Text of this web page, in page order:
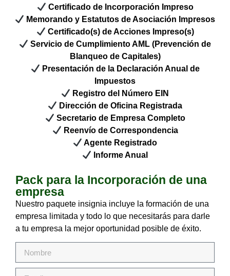
Certificado de Incorporación Impreso
Memorando y Estatutos de Asociación Impresos
Certificado(s) de Acciones Impreso(s)
Servicio de Cumplimiento AML (Prevención de
Blanqueo de Capitales)
Presentación de la Declaración Anual de
Impuestos
Registro del Número EIN
Dirección de Oficina Registrada
Secretario de Empresa Completo
Reenvío de Correspondencia
Agente Registrado
Informe Anual
Pack para la Incorporación de una
empresa
Nuestro paquete insignia incluye la formación de una
empresa limitada y todo lo que necesitarás para darle
a tu empresa la mejor oportunidad posible de éxito.